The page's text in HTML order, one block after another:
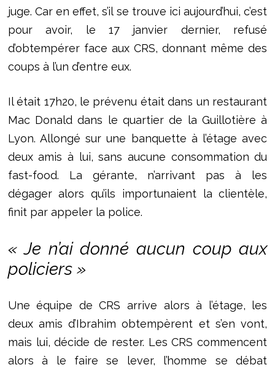
juge. Car en effet, s’il se trouve ici aujourd’hui, c’est
pour avoir, le 17 janvier dernier, refusé
d’obtempérer face aux CRS, donnant même des
coups à l’un d’entre eux.
Il était 17h20, le prévenu était dans un restaurant
Mac Donald dans le quartier de la Guillotière à
Lyon. Allongé sur une banquette à l’étage avec
deux amis à lui, sans aucune consommation du
fast-food. La gérante, n’arrivant pas à les
dégager alors qu’ils importunaient la clientèle,
finit par appeler la police.
« Je n’ai donné aucun coup aux
policiers »
Une équipe de CRS arrive alors à l’étage, les
deux amis d’Ibrahim obtempèrent et s’en vont,
mais lui, décide de rester. Les CRS commencent
alors à le faire se lever, l’homme se débat